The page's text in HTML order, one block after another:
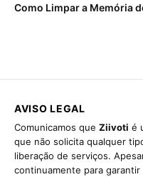
Como Limpar a Memória
AVISO LEGAL
Comunicamos que Ziivoti é
que não solicita qualquer
liberação de serviços.
continuamente para